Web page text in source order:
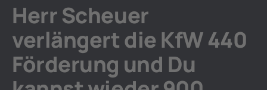
Herr Scheuer
verlängert die KfW 440
Förderung und Du